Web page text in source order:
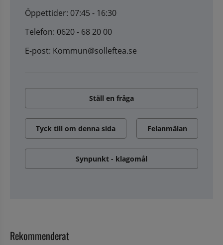
Öppettider: 07:45 - 16:30
Telefon: 0620 - 68 20 00
E-post: Kommun@solleftea.se
Ställ en fråga
Tyck till om denna sida Felanmälan
Synpunkt - klagomål
Rekommenderat